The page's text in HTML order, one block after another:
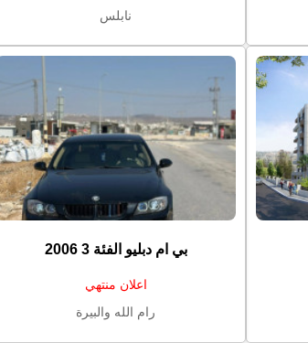
نابلس
بي ام دبليو الفئة 3 2006
اعلان منتهي
رام الله والبيرة